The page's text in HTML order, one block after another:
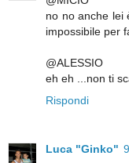
no no anche lei
impossibile per
@ALESSIO
eh eh ...non ti
Rispondi
Luca "Ginko"